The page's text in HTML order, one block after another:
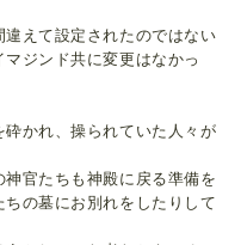
えて設定されたのではない
ジンド共に変更はなかっ
かれ、操られていた人々が
官たちも神殿に戻る準備を
の墓にお別れをしたりして